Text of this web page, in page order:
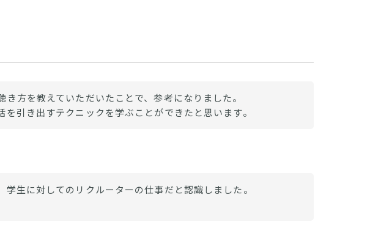
方を教えていただいたことで、参考になりました。
引き出すテクニックを学ぶことができたと思います。
生に対してのリクルーターの仕事だと認識しました。